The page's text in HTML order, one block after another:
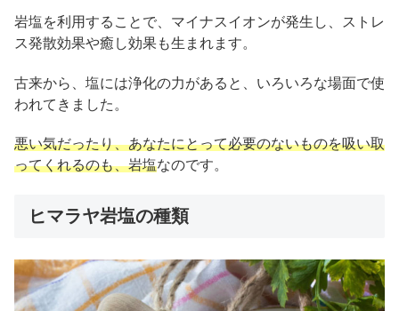
岩塩を利用することで、マイナスイオンが発生し、ストレ
ス発散効果や癒し効果も生まれます。
古来から、塩には浄化の力があると、いろいろな場面で使
われてきました。
悪い気だったり、あなたにとって必要のないものを吸い取
ってくれるのも、岩塩なのです。
ヒマラヤ岩塩の種類